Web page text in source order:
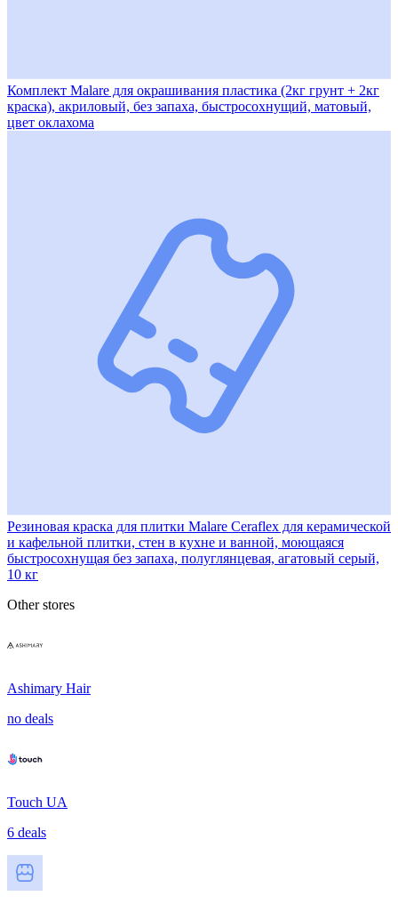
Комплект Malare для окрашивания пластика (2кг грунт + 2кг
краска), акриловый, без запаха, быстросохнущий, матовый,
цвет оклахома
Резиновая краска для плитки Malare Ceraflex для керамической
и кафельной плитки, стен в кухне и ванной, моющаяся
быстросохнущая без запаха, полуглянцевая, агатовый серый,
10 кг
Other stores
Ashimary Hair
no deals
Touch UA
6 deals